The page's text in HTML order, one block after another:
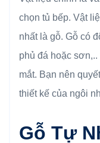
chọn tủ bếp. Vật
nhất là gỗ. Gỗ có
phủ đá hoặc
mắt. Bạn nên
thiết kế của ngôi
Gỗ Tự